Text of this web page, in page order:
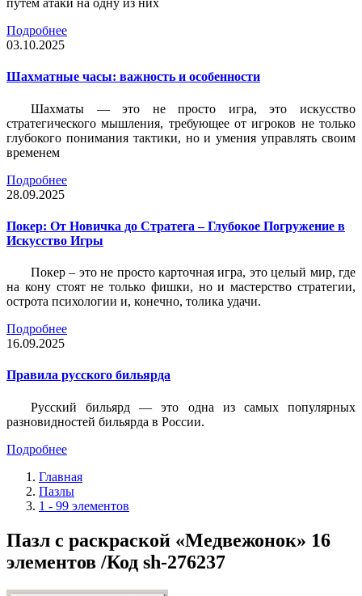
путём атаки на одну из них
Подробнее
03.10.2025
Шахматные часы: важность и особенности
Шахматы — это не просто игра, это искусство
стратегического мышления, требующее от игроков не только
глубокого понимания тактики, но и умения управлять своим
временем
Подробнее
28.09.2025
Покер: От Новичка до Стратега – Глубокое Погружение в
Искусство Игры
Покер – это не просто карточная игра, это целый мир, где
на кону стоят не только фишки, но и мастерство стратегии,
острота психологии и, конечно, толика удачи.
Подробнее
16.09.2025
Правила русского бильярда
Русский бильярд — это одна из самых популярных
разновидностей бильярда в России.
Подробнее
Главная
Пазлы
1 - 99 элементов
Пазл с раскраской «Медвежонок» 16
элементов /Код sh-276237